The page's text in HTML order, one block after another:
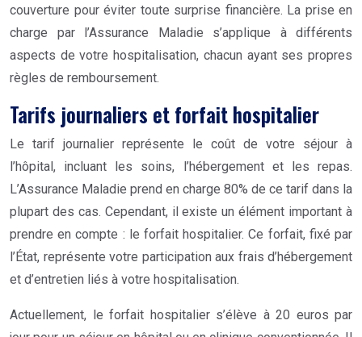
couverture pour éviter toute surprise financière. La prise en
charge par l’Assurance Maladie s’applique à différents
aspects de votre hospitalisation, chacun ayant ses propres
règles de remboursement.
Tarifs journaliers et forfait hospitalier
Le tarif journalier représente le coût de votre séjour à
l’hôpital, incluant les soins, l’hébergement et les repas.
L’Assurance Maladie prend en charge 80% de ce tarif dans la
plupart des cas. Cependant, il existe un élément important à
prendre en compte : le forfait hospitalier. Ce forfait, fixé par
l’État, représente votre participation aux frais d’hébergement
et d’entretien liés à votre hospitalisation.
Actuellement, le forfait hospitalier s’élève à 20 euros par